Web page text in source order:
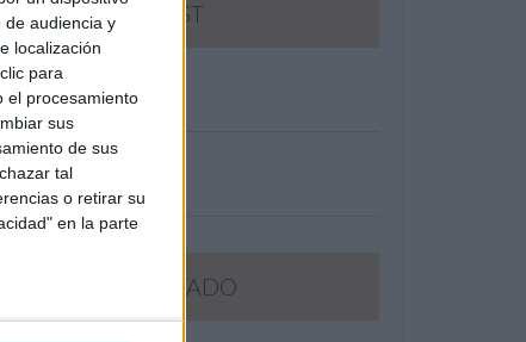
de audiencia y
localización
para
el procesamiento
sus
de sus
tal
o retirar su
en la parte
EN PINTEREST
LO MÁS VISITADO